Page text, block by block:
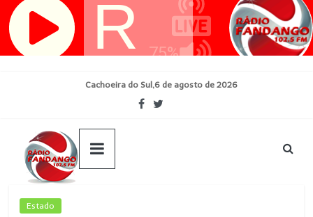
Pular
para
Cachoeira do Sul,6 de agosto de 2026
Estado